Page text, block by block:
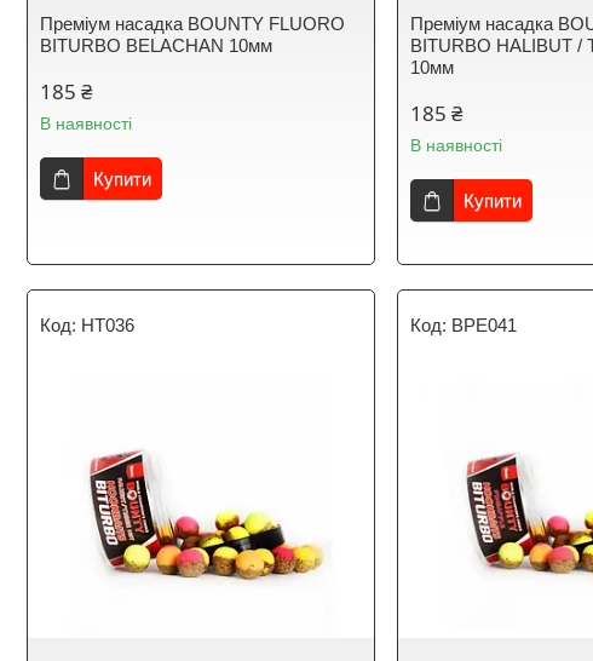
Преміум насадка BOUNTY FLUORO
BITURBO BELACHAN 10мм
185 ₴
В наявності
Купити
Преміум насадка
BITURBO HALIBUT /
10мм
185 ₴
В наявності
Купити
HT036 BPE041